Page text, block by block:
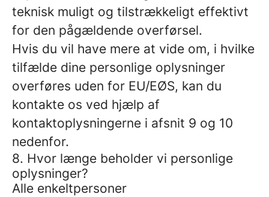
teknisk muligt og tilstrækkeligt effektivt
for den pågældende overførsel.
Hvis du vil have mere at vide om, i hvilke
tilfælde dine personlige oplysninger
overføres uden for EU/EØS, kan du
kontakte os ved hjælp af
kontaktoplysningerne i afsnit 9 og 10
nedenfor.
8. Hvor længe beholder vi personlige
oplysninger?
Alle enkeltpersoner